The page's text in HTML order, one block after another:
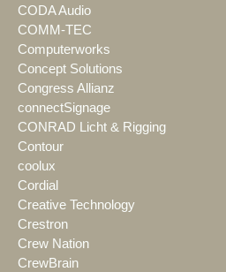
CODA Audio
COMM-TEC
Computerworks
Concept Solutions
Congress Allianz
connectSignage
CONRAD Licht & Rigging
Contour
coolux
Cordial
Creative Technology
Crestron
Crew Nation
CrewBrain